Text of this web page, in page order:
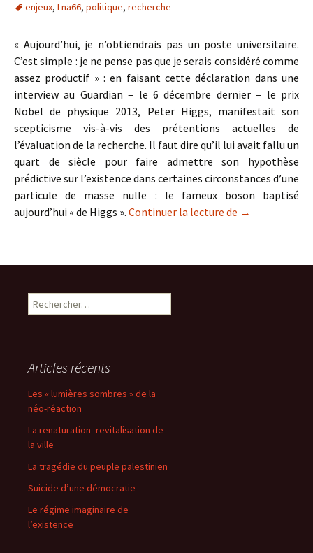
enjeux, Lna66, politique, recherche
« Aujourd’hui, je n’obtiendrais pas un poste universitaire.
C’est simple : je ne pense pas que je serais considéré comme
assez productif » : en faisant cette déclaration dans une
interview au Guardian – le 6 décembre dernier – le prix
Nobel de physique 2013, Peter Higgs, manifestait son
scepticisme vis-à-vis des prétentions actuelles de
l’évaluation de la recherche. Il faut dire qu’il lui avait fallu un
quart de siècle pour faire admettre son hypothèse
prédictive sur l’existence dans certaines circonstances d’une
particule de masse nulle : le fameux boson baptisé
aujourd’hui « de Higgs ». Continuer la lecture de Enjeux
→
Rechercher :
Articles récents
Les « lumières sombres » de la
néo-réaction
La renaturation- revitalisation de
la ville
La tragédie du peuple palestinien
Suicide d’une démocratie
Le régime imaginaire de
l’existence